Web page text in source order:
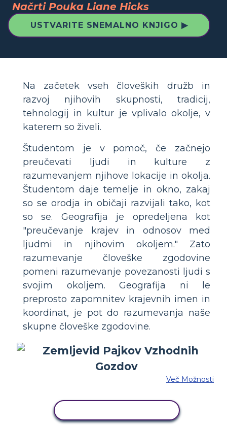
Načrti Pouka Liane Hicks
USTVARITE SNEMALNO KNJIGO ▶
Na začetek vseh človeških družb in
razvoj njihovih skupnosti, tradicij,
tehnologij in kultur je vplivalo okolje, v
katerem so živeli.
Študentom je v pomoč, če začnejo
preučevati ljudi in kulture z
razumevanjem njihove lokacije in okolja.
Študentom daje temelje in okno, zakaj
so se orodja in običaji razvijali tako, kot
so se. Geografija je opredeljena kot
"preučevanje krajev in odnosov med
ljudmi in njihovim okoljem." Zato
razumevanje človeške zgodovine
pomeni razumevanje povezanosti ljudi s
svojim okoljem. Geografija ni le
preprosto zapomnitev krajevnih imen in
koordinat, je pot do razumevanja naše
skupne človeške zgodovine.
Več Možnosti